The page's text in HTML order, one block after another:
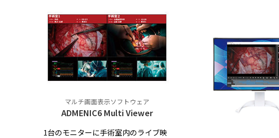
マルチ画面表示ソフトウェア
ADMENIC6 Multi Viewer
1台のモニターに手術室内のライブ映